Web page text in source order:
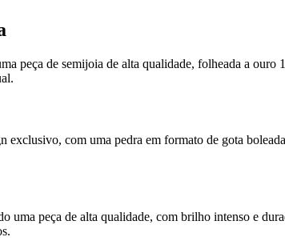
peça de semijoia de alta qualidade, folheada a
com uma pedra em formato de gota
uma peça de alta qualidade, com brilho intenso e